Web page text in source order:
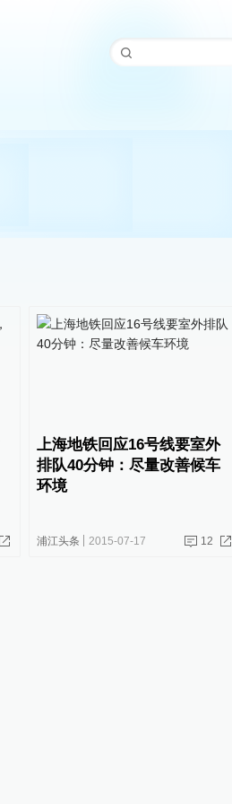
上海地铁回应16号线要室外
排队40分钟：尽量改善候车
环境
浦江头条 2015-07-17 12